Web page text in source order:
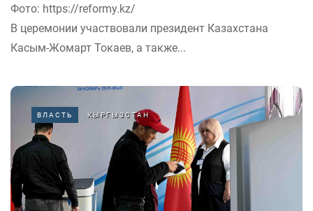
Фото: https://reformy.kz/
В церемонии участвовали президент Казахстана
Касым-Жомарт Токаев, а также...
ВЛАСТЬ КЫРГЫЗСТАН